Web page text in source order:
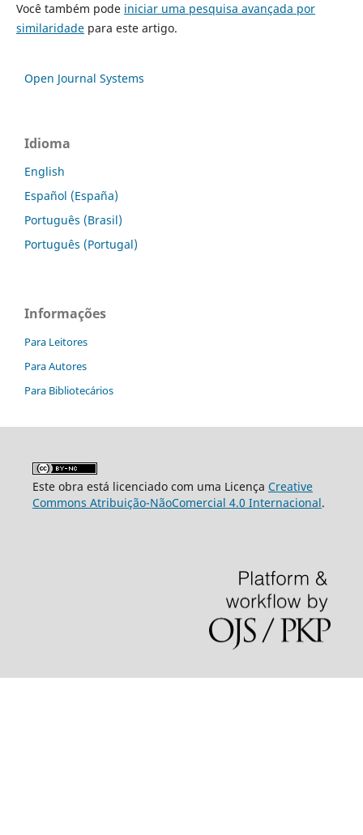
Você também pode iniciar uma pesquisa avançada por
similaridadepara este artigo.
Open Journal Systems
Idioma
English
Español (España)
Português (Brasil)
Português (Portugal)
Informações
Para Leitores
Para Autores
Para Bibliotecários
Este obra está licenciado com uma Licença Creative
Commons Atribuição-NãoComercial 4.0 Internacional.